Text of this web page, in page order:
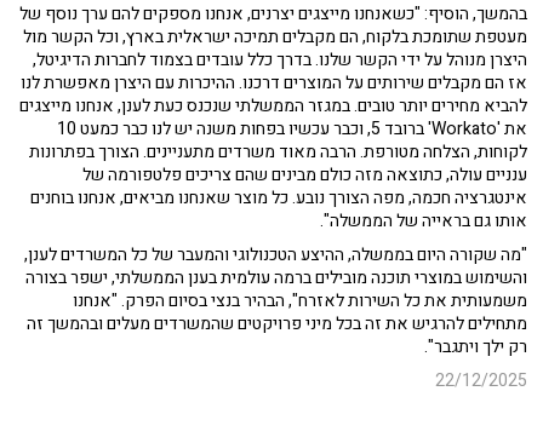
בהמשך, הוסיף: "כשאנחנו מייצגים יצרנים, אנחנו מספקים להם ערך נוסף של
מעטפת שתומכת בלקוח, הם מקבלים תמיכה ישראלית בארץ, וכל הקשר מול
היצרן מנוהל על ידי הקשר שלנו. בדרך כלל עובדים בצמוד לחברות הדיגיטל,
אז הם מקבלים שירותים על המוצרים דרכנו. ההיכרות עם היצרן מאפשרת לנו
להביא מחירים יותר טובים. במגזר הממשלתי שנכנס כעת לענן, אנחנו מייצגים
את 'Workato' ברובד 5, וכבר עכשיו בפחות משנה יש לנו כבר כמעט 10
לקוחות, הצלחה מטורפת. הרבה מאוד משרדים מתעניינים. הצורך בפתרונות
ענניים עולה, כתוצאה מזה כולם מבינים שהם צריכים פלטפורמה של
אינטגרציה חכמה, מפה הצורך נובע. כל מוצר שאנחנו מביאים, אנחנו בוחנים
אותו גם בראייה של הממשלה".
"מה שקורה היום בממשלה, ההיצע הטכנולוגי והמעבר של כל המשרדים לענן,
והשימוש במוצרי תוכנה מובילים ברמה עולמית בענן הממשלתי, ישפר בצורה
משמעותית את כל השירות לאזרח", הבהיר בנצי בסיום הפרק. "אנחנו
מתחילים להרגיש את זה בכל מיני פרויקטים שהמשרדים מעלים ובהמשך זה
רק ילך ויתגבר".
22/12/2025